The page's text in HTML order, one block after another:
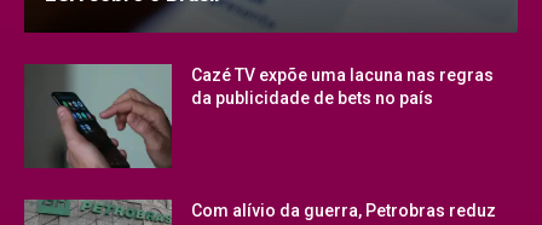
Cazé TV expõe uma lacuna nas regras
da publicidade de bets no país
Com alívio da guerra, Petrobras reduz